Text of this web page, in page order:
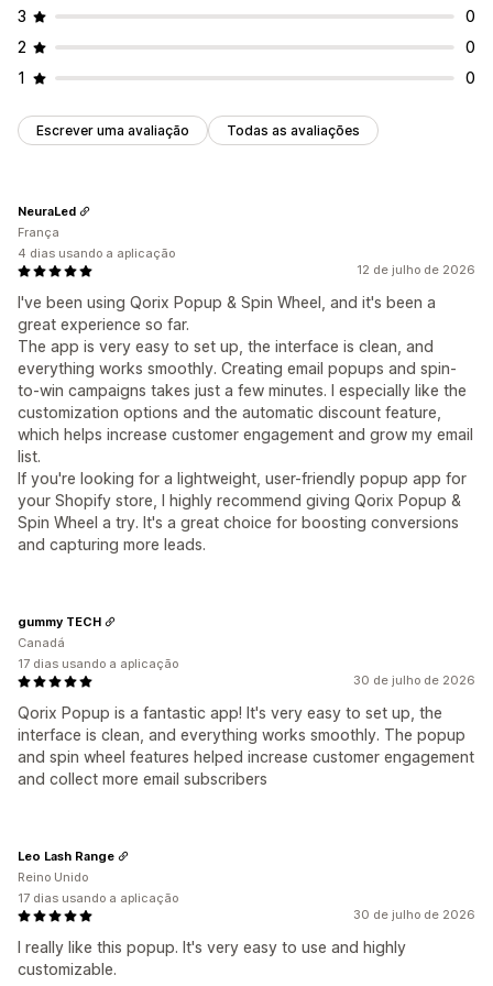
3
0
2
0
1
0
Escrever uma avaliação Todas as avaliações
12 de julho de 2026
I've been using Qorix Popup & Spin Wheel, and it's been a
great experience so far.
The app is very easy to set up, the interface is clean, and
everything works smoothly. Creating email popups and spin-
to-win campaigns takes just a few minutes. I especially like the
customization options and the automatic discount feature,
which helps increase customer engagement and grow my email
list.
If you're looking for a lightweight, user-friendly popup app for
your Shopify store, I highly recommend giving Qorix Popup &
Spin Wheel a try. It's a great choice for boosting conversions
and capturing more leads.
NeuraLed
França
4 dias usando a aplicação
30 de julho de 2026
Qorix Popup is a fantastic app! It's very easy to set up, the
interface is clean, and everything works smoothly. The popup
and spin wheel features helped increase customer engagement
and collect more email subscribers
gummy TECH
Canadá
17 dias usando a aplicação
30 de julho de 2026
I really like this popup. It's very easy to use and highly
customizable.
Leo Lash Range
Reino Unido
17 dias usando a aplicação